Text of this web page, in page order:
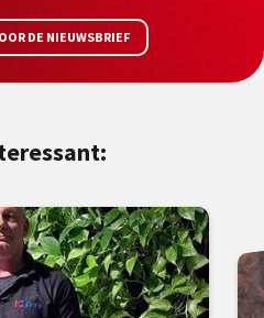
DE NIEUWSBRIEF